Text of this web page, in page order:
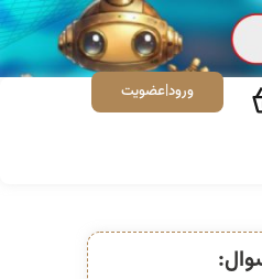
ورود|عضویت